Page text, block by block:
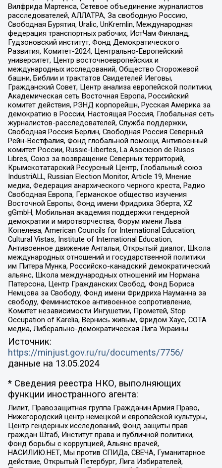
Вилфрида Мартенса, Сетевое объединение журналистов
расследователей, АЛЛАТРА, За свободную Россию,
Свободная Бурятия, Uralic, UnKremlin, Международная
федерация транспортных рабочих, ИстЧам Финланд,
Гудзоновский институт, Фонд Демократического
Развития, Комитет-2024, Центрально-Европейский
университет, Центр восточноевропейских и
международных исследований, Общество Сторожевой
башни, Библии и трактатов Свидетелей Иеговы,
Гражданский Совет, Центр анализа европейской политики,
Академическая сеть Восточная Европа, Российский
комитет действия, РЭНД корпорейшн, Русская Америка за
демократию в России, Настоящая Россия, Глобальная сеть
журналистов-расследователей, Служба поддержки,
Свободная Россия Берлин, Свободная Россия Северный
Рейн-Вестфалия, Фонд глобальной помощи, Антивоенный
комитет России, Russie-Libertes, La Asocicion de Rusos
Libres, Союз за возвращение Северных территорий,
Крымскотатарский Ресурсный Центр, Глобальный союз
IndustriALL, Russian Election Monitor, Article 19, Мнение
медиа, Федерация анархического черного креста, Радио
Свободная Европа, Германское общество изучения
Восточной Европы, Фонд имени Фридриха Эберта, XZ
gGmbH, Мобильная академия поддержки гендерной
демократии и миротворчества, Форум имени Льва
Копелева, American Councils for International Education,
Cultural Vistas, Institute of International Education,
Антивоенное движение Антальи, Открытый диалог, Школа
международных отношений и государственной политики
им Питера Мунка, Российско-канадский демократический
альянс, Школа международных отношений им Нормана
Патерсона, Центр Гражданских Свобод, Фонд Бориса
Немцова за Свободу, Фонд имени Фридриха Науманна за
свободу, Феминистское антивоенное сопротивление,
Комитет независимости Ингушетии, Прометей, Stop
Occupation of Karelia, Вернись живым, Фридом Хаус, СОТА
медиа, Либерально-демократическая Лига Украины
Источник:
https://minjust.gov.ru/ru/documents/7756/
данные на 13.05.2024
* Сведения реестра НКО, выполняющих
функции иностранного агента:
Лилит, Правозащитная группа Гражданин.Армия.Право,
Нижегородский центр немецкой и европейской культуры,
Центр гендерных исследований, Фонд защиты прав
граждан Штаб, Институт права и публичной политики,
Фонд борьбы с коррупцией, Альянс врачей,
НАСИЛИЮ.НЕТ, Мы против СПИДа, СВЕЧА, Гуманитарное
действие, Открытый Петербург, Лига Избирателей,